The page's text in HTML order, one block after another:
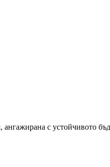
ангажирана с устойчивото